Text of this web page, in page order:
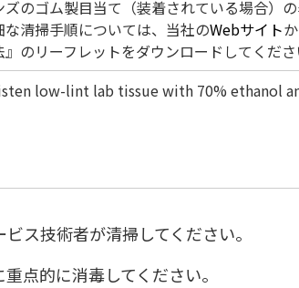
ズのゴム製目当て（装着されている場合）
な清掃手順については、当社のWebサイト
』のリーフレットをダウンロードしてくださ
low-lint lab tissue with 70% ethanol
ス技術者が清掃してください。
点的に消毒してください。